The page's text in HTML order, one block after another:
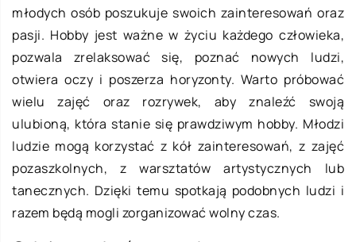
młodych osób poszukuje swoich zainteresowań oraz
pasji. Hobby jest ważne w życiu każdego człowieka,
pozwala zrelaksować się, poznać nowych ludzi,
otwiera oczy i poszerza horyzonty. Warto próbować
wielu zajęć oraz rozrywek, aby znaleźć swoją
ulubioną, która stanie się prawdziwym hobby. Młodzi
ludzie mogą korzystać z kół zainteresowań, z zajęć
pozaszkolnych, z warsztatów artystycznych lub
tanecznych. Dzięki temu spotkają podobnych ludzi i
razem będą mogli zorganizować wolny czas.